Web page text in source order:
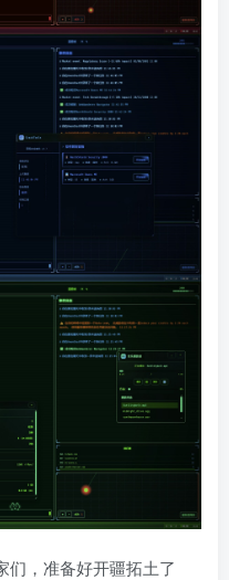
们，准备好开疆拓土了